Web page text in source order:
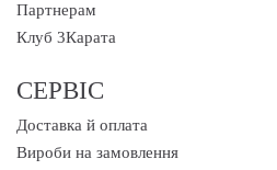
Партнерам
Клуб 3Карата
СЕРВІС
Доставка й оплата
Вироби на замовлення